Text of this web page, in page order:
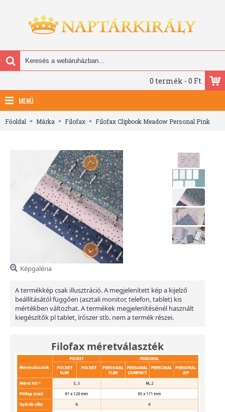
0 termék - 0 Ft
MENÜ
Főoldal Márka Filofax Filofax Clipbook Meadow Personal Pink
Képgaléria
A termékkép csak illusztráció. A megjelenített kép a kijelző
beállításától függően (asztali monitor, telefon, tablet) kis
mértékben változhat. A termékek megjelenítésénél használt
kiegészítők pl tablet, írószer stb. nem a termék részei.
Filofax méretválaszték